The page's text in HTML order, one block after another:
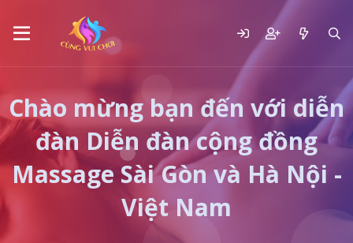
Chào mừng bạn đến với diễn
đàn Diễn đàn cộng đồng
Massage Sài Gòn và Hà Nội -
Việt Nam